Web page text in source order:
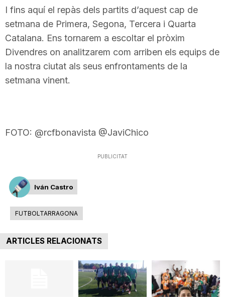
I fins aquí el repàs dels partits d’aquest cap de
setmana de Primera, Segona, Tercera i Quarta
Catalana. Ens tornarem a escoltar el pròxim
Divendres on analitzarem com arriben els equips de
la nostra ciutat als seus enfrontaments de la
setmana vinent.
FOTO: @rcfbonavista @JaviChico
PUBLICITAT
Iván Castro
FUTBOLTARRAGONA
ARTICLES RELACIONATS